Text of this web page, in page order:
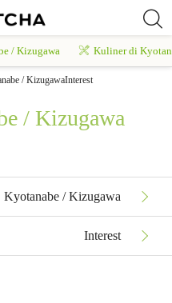
/ Kizugawa Kuliner di
/ KizugawaInterest
/ Kizugawa
Kyotanabe / Kizugawa
Interest